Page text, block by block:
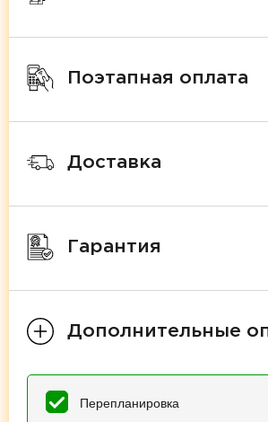
Поэтапная оплата
Доставка
Гарантия
Дополнительные
Перепланировка